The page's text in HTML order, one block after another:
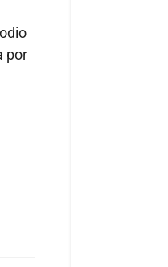
por